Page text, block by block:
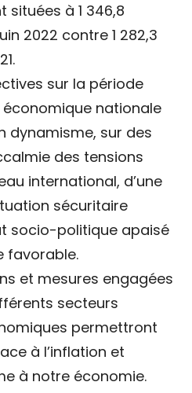
situées à 1 346,8
2022 contre 1 282,3
sur la période
économique nationale
dynamisme, sur des
des tensions
international, d’une
sécuritaire
socio-politique apaisé
favorable.
et mesures engagées
secteurs
permettront
à l’inflation et
à notre économie.